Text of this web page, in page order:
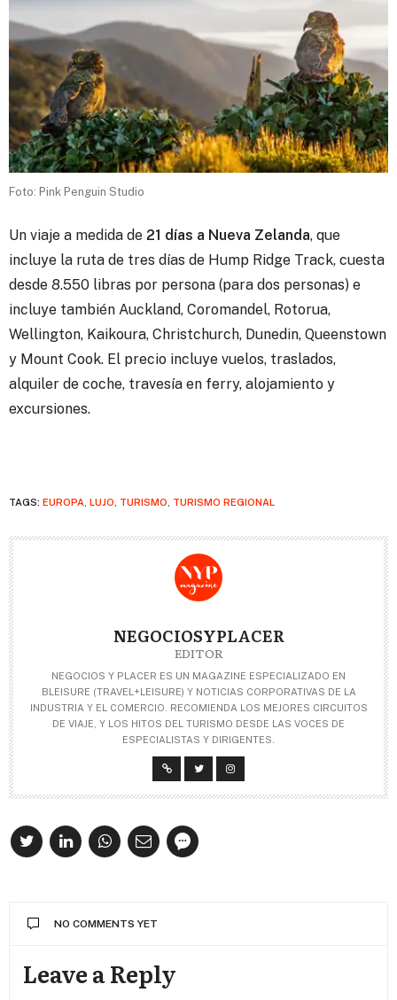
Foto: Pink Penguin Studio
Un viaje a medida de 21 días a Nueva Zelanda, que
incluye la ruta de tres días de Hump Ridge Track, cuesta
desde 8.550 libras por persona (para dos personas) e
incluye también Auckland, Coromandel, Rotorua,
Wellington, Kaikoura, Christchurch, Dunedin, Queenstown
y Mount Cook. El precio incluye vuelos, traslados,
alquiler de coche, travesía en ferry, alojamiento y
excursiones.
TAGS: EUROPA LUJO TURISMO TURISMO REGIONAL
NEGOCIOSYPLACER
EDITOR
NEGOCIOS Y PLACER ES UN MAGAZINE ESPECIALIZADO EN
BLEISURE (TRAVEL+LEISURE) Y NOTICIAS CORPORATIVAS DE LA
INDUSTRIA Y EL COMERCIO. RECOMIENDA LOS MEJORES CIRCUITOS
DE VIAJE, Y LOS HITOS DEL TURISMO DESDE LAS VOCES DE
ESPECIALISTAS Y DIRIGENTES.
NO COMMENTS YET
Leave a Reply